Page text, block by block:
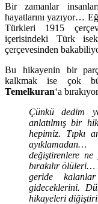
Bir zamanlar
hayatlarını yazıyor…
Türkleri 1915
içerisindeki Türk
çerçevesinden
Bu hikayenin bir
kalkmak ise çok
Temelkuran‘a
Çünkü dedim
anlatılmış bir
hepimiz. Tıpkı
değiştirenlere
bırakılır ölüleri…
geride
gideceklerini.
hikayeleri